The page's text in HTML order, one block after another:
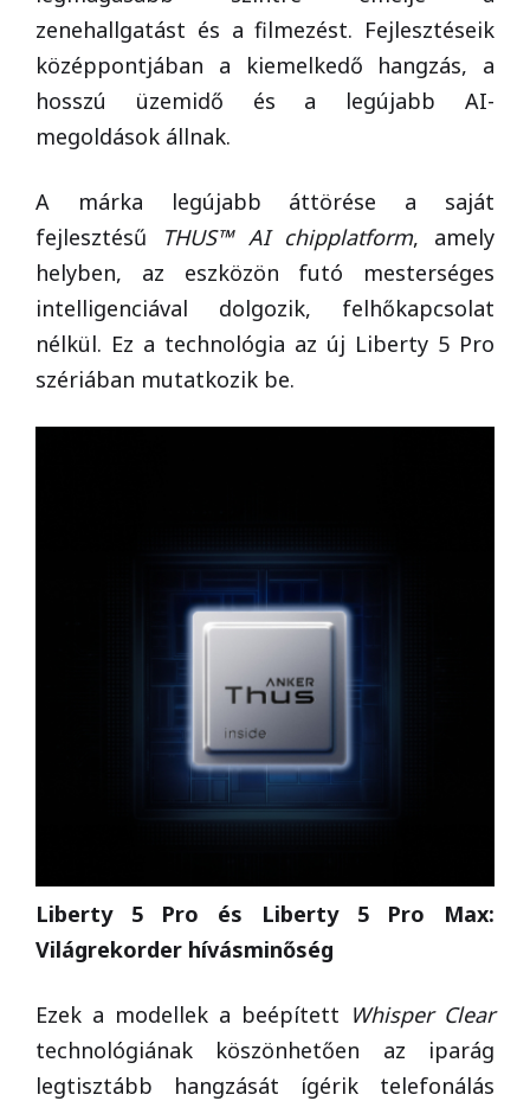
zenehallgatást és a filmezést. Fejlesztéseik
középpontjában a kiemelkedő hangzás, a
hosszú üzemidő és a legújabb AI-
megoldások állnak.
A márka legújabb áttörése a saját
fejlesztésű
THUS™ AI chipplatform, amely
helyben, az eszközön futó mesterséges
intelligenciával dolgozik, felhőkapcsolat
nélkül. Ez a technológia az új Liberty 5 Pro
szériában mutatkozik be.
Liberty 5 Pro és Liberty 5 Pro Max:
Világrekorder hívásminőség
Ezek a modellek a beépített Whisper Clear
technológiának köszönhetően az iparág
legtisztább hangzását ígérik telefonálás